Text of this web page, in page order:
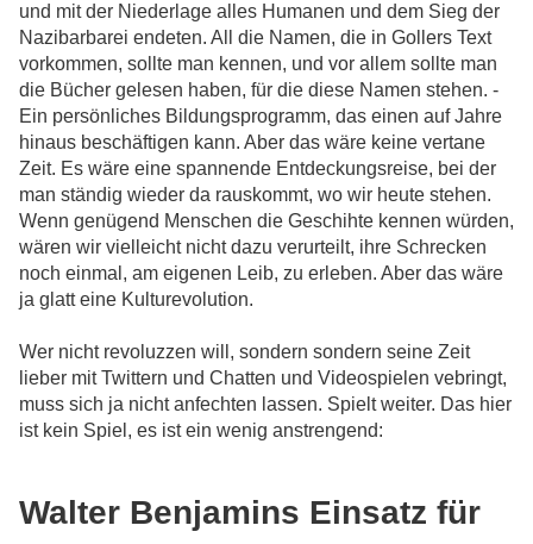
und mit der Niederlage alles Humanen und dem Sieg der
Nazibarbarei endeten. All die Namen, die in Gollers Text
vorkommen, sollte man kennen, und vor allem sollte man
die Bücher gelesen haben, für die diese Namen stehen. -
Ein persönliches Bildungsprogramm, das einen auf Jahre
hinaus beschäftigen kann. Aber das wäre keine vertane
Zeit. Es wäre eine spannende Entdeckungsreise, bei der
man ständig wieder da rauskommt, wo wir heute stehen.
Wenn genügend Menschen die Geschihte kennen würden,
wären wir vielleicht nicht dazu verurteilt, ihre Schrecken
noch einmal, am eigenen Leib, zu erleben. Aber das wäre
ja glatt eine Kulturevolution.
Wer nicht revoluzzen will, sondern sondern seine Zeit
lieber mit Twittern und Chatten und Videospielen vebringt,
muss sich ja nicht anfechten lassen. Spielt weiter. Das hier
ist kein Spiel, es ist ein wenig anstrengend:
Walter Benjamins Einsatz für